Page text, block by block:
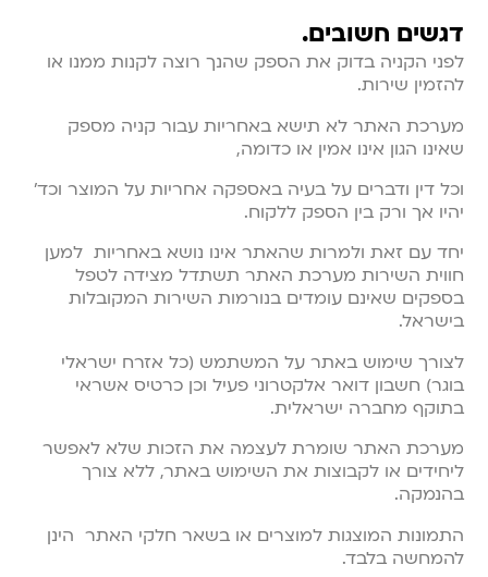
דגשים חשובים.
לפני הקניה בדוק את הספק שהנך רוצה לקנות ממנו או
להזמין שירות.
מערכת האתר לא תישא באחריות עבור קניה מספק
שאינו הגון אינו אמין או כדומה,
וכל דין ודברים על בעיה באספקה אחריות על המוצר וכד’
יהיו אך ורק בין הספק ללקוח.
יחד עם זאת ולמרות שהאתר אינו נושא באחריות למען
חווית השירות מערכת האתר תשתדל מצידה לטפל
בספקים שאינם עומדים בנורמות השירות המקובלות
בישראל.
לצורך שימוש באתר על המשתמש (כל אזרח ישראלי
בוגר) חשבון דואר אלקטרוני פעיל וכן כרטיס אשראי
בתוקף מחברה ישראלית.
מערכת האתר שומרת לעצמה את הזכות שלא לאפשר
ליחידים או לקבוצות את השימוש באתר, ללא צורך
בהנמקה.
התמונות המוצגות למוצרים או בשאר חלקי האתר הינן
להמחשה בלבד.